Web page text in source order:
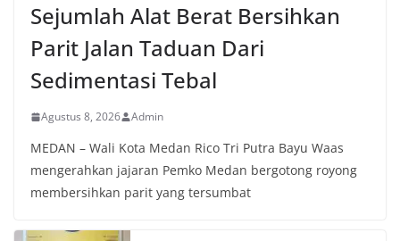
Sejumlah Alat Berat Bersihkan
Parit Jalan Taduan Dari
Sedimentasi Tebal
Agustus 8, 2026 Admin
MEDAN – Wali Kota Medan Rico Tri Putra Bayu Waas
mengerahkan jajaran Pemko Medan bergotong royong
membersihkan parit yang tersumbat